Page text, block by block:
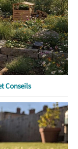
Conseils